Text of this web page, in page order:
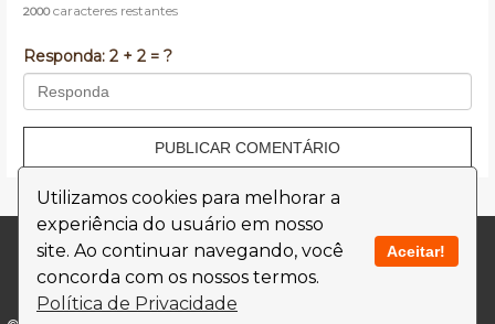
Utilizamos cookies para melhorar a
experiência do usuário em nosso
site. Ao continuar navegando, você
concorda com os nossos termos.
Política de Privacidade
Aceitar!
2000caracteres restantes
Responda: 2 + 2 = ?
PUBLICAR COMENTÁRIO
Contato
Termos de Uso
Política de Privacidade